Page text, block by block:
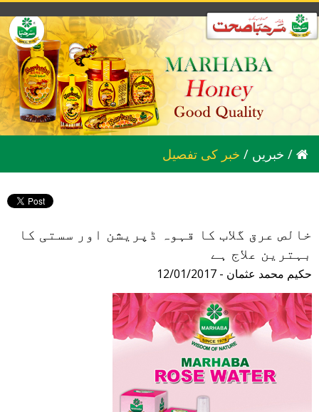
/
/ خبریں خبر کی تفصیل
خالص عرق گلاب کا قہوہ ڈپریشن اور سستی کا
بہترین علاج ہے
12/01/2017 - حکیم محمد عثمان